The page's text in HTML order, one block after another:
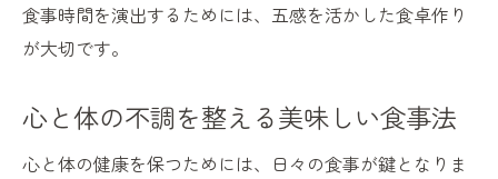
食事時間を演出するためには、五感を活かした食卓作り
が大切です。
心と体の不調を整える美味しい食事法
心と体の健康を保つためには、日々の食事が鍵となりま